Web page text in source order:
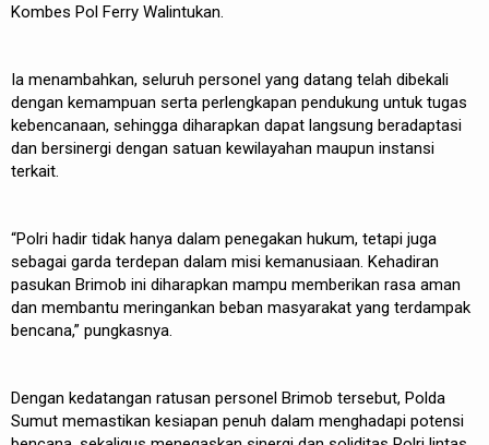
Kombes Pol Ferry Walintukan.
Ia menambahkan, seluruh personel yang datang telah dibekali
dengan kemampuan serta perlengkapan pendukung untuk tugas
kebencanaan, sehingga diharapkan dapat langsung beradaptasi
dan bersinergi dengan satuan kewilayahan maupun instansi
terkait.
“Polri hadir tidak hanya dalam penegakan hukum, tetapi juga
sebagai garda terdepan dalam misi kemanusiaan. Kehadiran
pasukan Brimob ini diharapkan mampu memberikan rasa aman
dan membantu meringankan beban masyarakat yang terdampak
bencana,” pungkasnya.
Dengan kedatangan ratusan personel Brimob tersebut, Polda
Sumut memastikan kesiapan penuh dalam menghadapi potensi